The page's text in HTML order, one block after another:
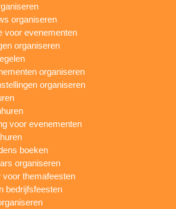
organiseren
voor evenementen
organiseren
organiseren
organiseren
voor evenementen
boeken
organiseren
voor themafeesten
bedrijfsfeesten